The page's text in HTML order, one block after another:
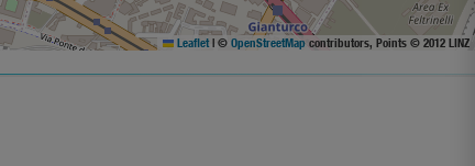
Leaflet | © OpenStreetMap contributors, Points © 2012 LINZ